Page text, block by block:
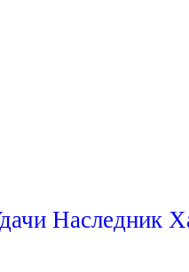
Наследник